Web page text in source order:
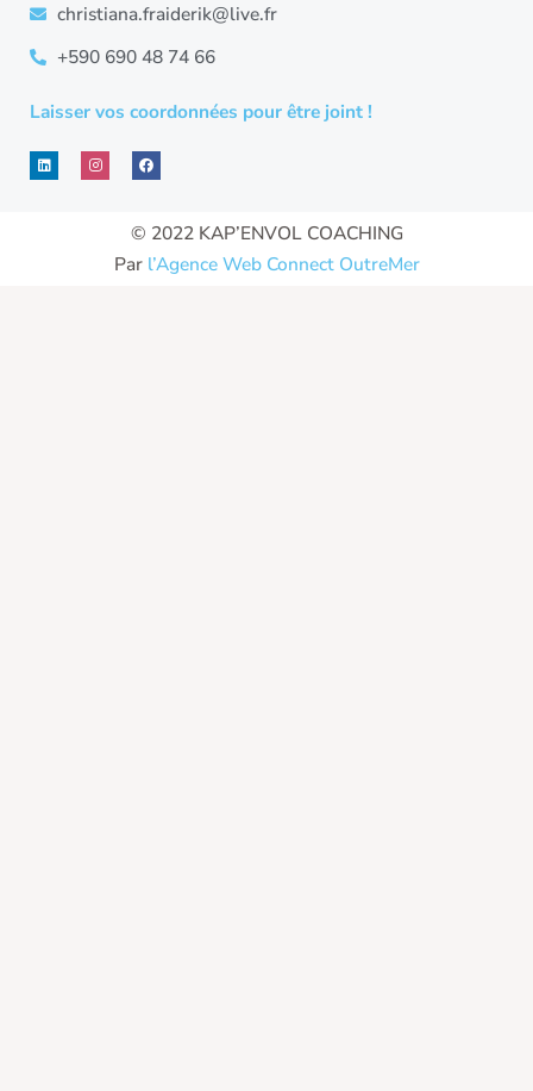
christiana.fraiderik@live.fr
+590 690 48 74 66
Laisser vos coordonnées pour être joint !
L
i
n
I
n
s
F
a
c
o
o
k
© 2022 KAP’ENVOL COACHING
Par l’Agence Web Connect OutreMer